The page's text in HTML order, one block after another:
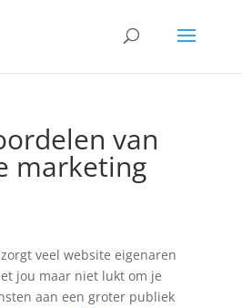
van
marketing
veel website eigenaren
jou maar niet lukt om je
aan een groter publiek